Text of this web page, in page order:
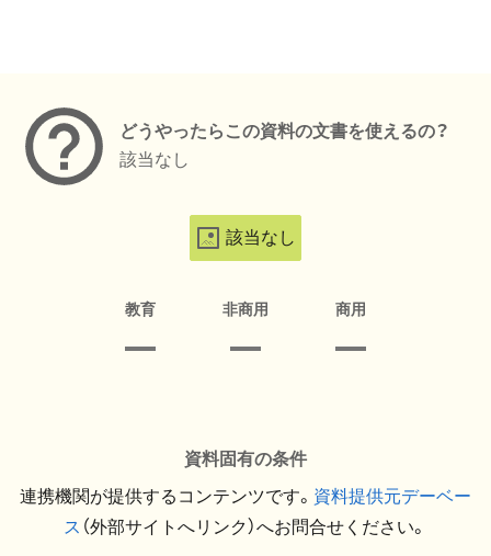
どうやったらこの資料の文書を使えるの？
該当なし
該当なし
教育 非商用 商用
資料固有の条件
連携機関が提供するコンテンツです。 資料提供元デーベー
ス （外部サイトへリンク）へお問合せください。